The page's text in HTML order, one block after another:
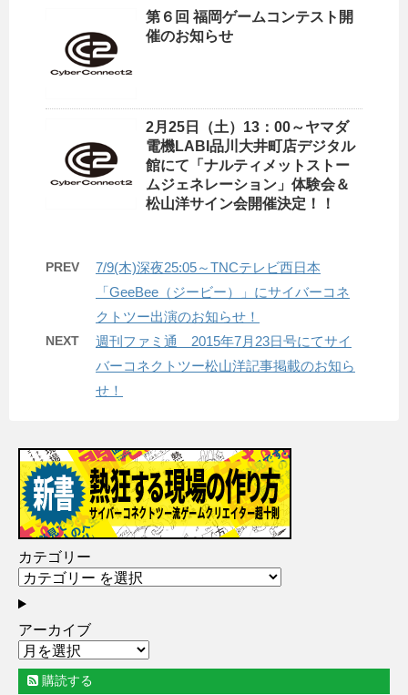
第６回 福岡ゲームコンテスト開
催のお知らせ
2月25日（土）13：00～ヤマダ
電機LABI品川大井町店デジタル
館にて「ナルティメットストー
ムジェネレーション」体験会＆
松山洋サイン会開催決定！！
PREV
7/9(木)深夜25:05～TNCテレビ西日本
「GeeBee（ジービー）」にサイバーコネ
クトツー出演のお知らせ！
NEXT
週刊ファミ通 2015年7月23日号にてサイ
バーコネクトツー松山洋記事掲載のお知ら
せ！
カテゴリー
アーカイブ
購読する